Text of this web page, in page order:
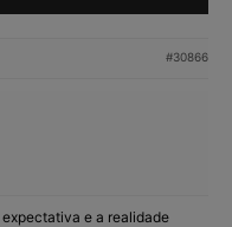
#30866
e a realidade